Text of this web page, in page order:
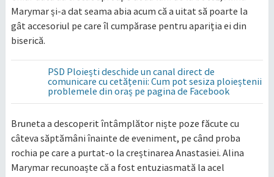
Marymar și-a dat seama abia acum că a uitat să poarte la
gât accesoriul pe care îl cumpărase pentru apariția ei din
biserică.
PSD Ploiești deschide un canal direct de
comunicare cu cetățenii: Cum pot sesiza ploieștenii
problemele din oraș pe pagina de Facebook
Bruneta a descoperit întâmplător niște poze făcute cu
câteva săptămâni înainte de eveniment, pe când proba
rochia pe care a purtat-o la creștinarea Anastasiei. Alina
Marymar recunoaște că a fost entuziasmată la acel